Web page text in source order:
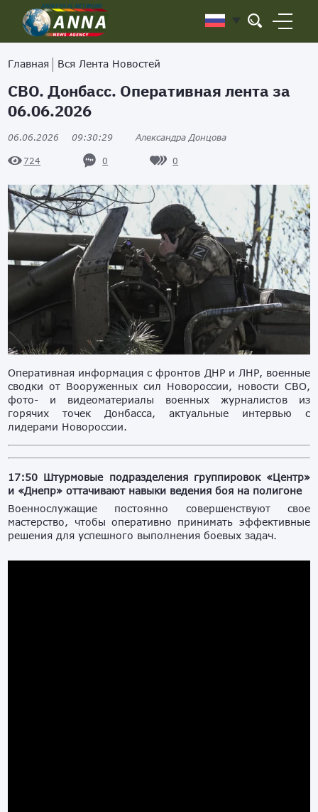
Главная Вся Лента Новостей
СВО. Донбасс. Оперативная лента за
06.06.2026
06.06.2026 09:30:29 Александра Донцова
724 0 0
Оперативная информация с фронтов ДНР и ЛНР, военные
сводки от Вооруженных сил Новороссии, новости СВО,
фото- и видеоматериалы военных журналистов из
горячих точек Донбасса, актуальные интервью с
лидерами Новороссии.
17:50 Штурмовые подразделения группировок «Центр»
и «Днепр» оттачивают навыки ведения боя на полигоне
Военнослужащие постоянно совершенствуют свое
мастерство, чтобы оперативно принимать эффективные
решения для успешного выполнения боевых задач.